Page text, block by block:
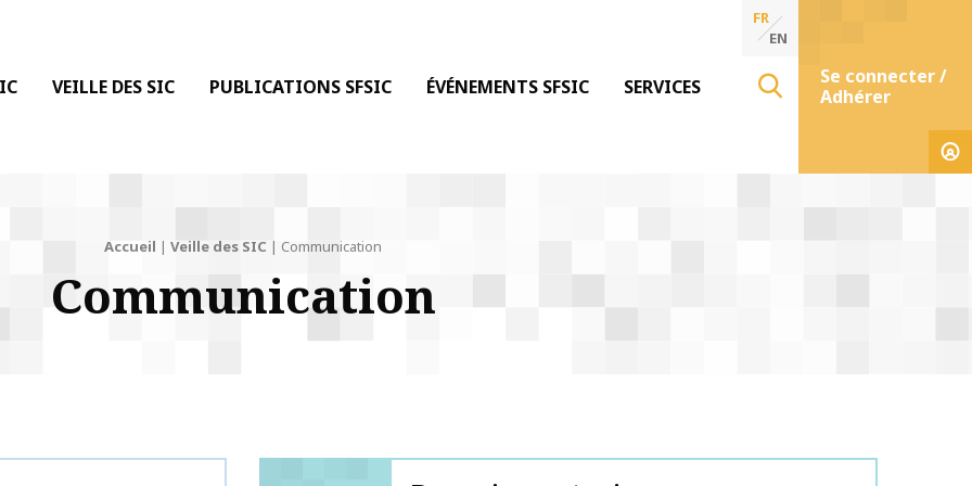
LA COMMUNICATION
VEILLE DES SIC PUBLICATIONS SFSIC ÉVÉNEMENTS SFSIC SERVICES
FR
EN
Se connecter /
Adhérer
Accueil | Veille des SIC | Communication
Communication